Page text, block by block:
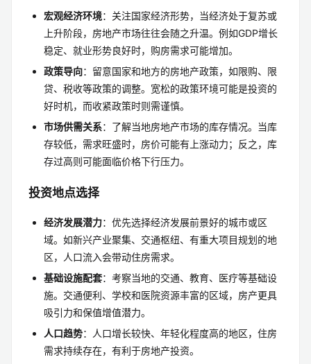
宏观经济环境：关注国家经济形势，当经济处于复苏或
上升阶段，房地产市场往往会随之升温。例如GDP增长
稳定、就业形势良好时，购房需求可能增加。
政策导向：留意国家和地方的房地产政策，如限购、限
贷、税收等政策的调整。宽松的政策环境可能是投资的
好时机，而收紧政策时则需谨慎。
市场供需关系：了解当地房地产市场的库存情况。当库
存较低，需求旺盛时，房价可能有上涨动力；反之，库
存过高则可能面临价格下行压力。
投资地点选择
经济发展潜力：优先选择经济发展前景好的城市或区
域。如新兴产业聚集、交通枢纽、有重大项目规划的地
区，人口流入会带动住房需求。
基础设施配套：考察当地的交通、教育、医疗等基础设
施。交通便利、学校和医院资源丰富的区域，房产更具
吸引力和保值增值潜力。
人口趋势：人口增长较快、年轻化程度高的地区，住房
需求持续存在，有利于房地产投资。